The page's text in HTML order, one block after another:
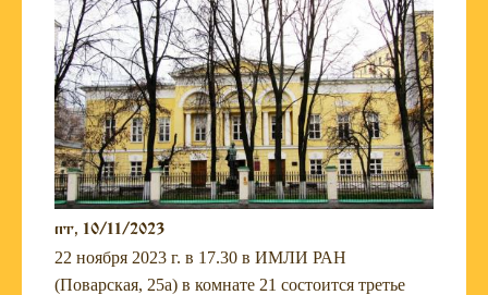
пт, 10/11/2023
22 ноября 2023 г. в 17.30 в ИМЛИ РАН
(Поварская, 25а) в комнате 21 состоится третье